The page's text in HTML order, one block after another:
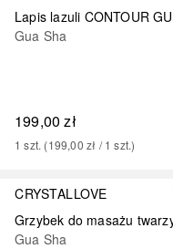
Gua Sha
199,00 zł
1 szt. (199,00 zł / 1 szt.)
CRYSTALLOVE
Gua Sha